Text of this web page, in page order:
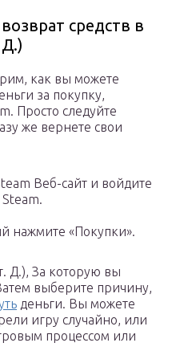
средств в
как вы можете
за покупку,
Просто следуйте
же вернете свои
Веб-сайт и войдите
нажмите «Покупки».
Д.), За которую вы
выберите причину,
деньги. Вы можете
игру случайно, или
процессом или